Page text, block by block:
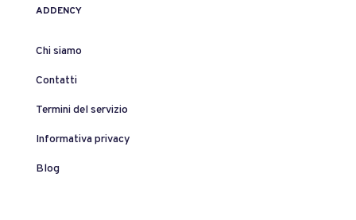
ADDENCY
Chi siamo
Contatti
Termini del servizio
Informativa privacy
Blog